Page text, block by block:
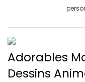
Adorables
Dessins